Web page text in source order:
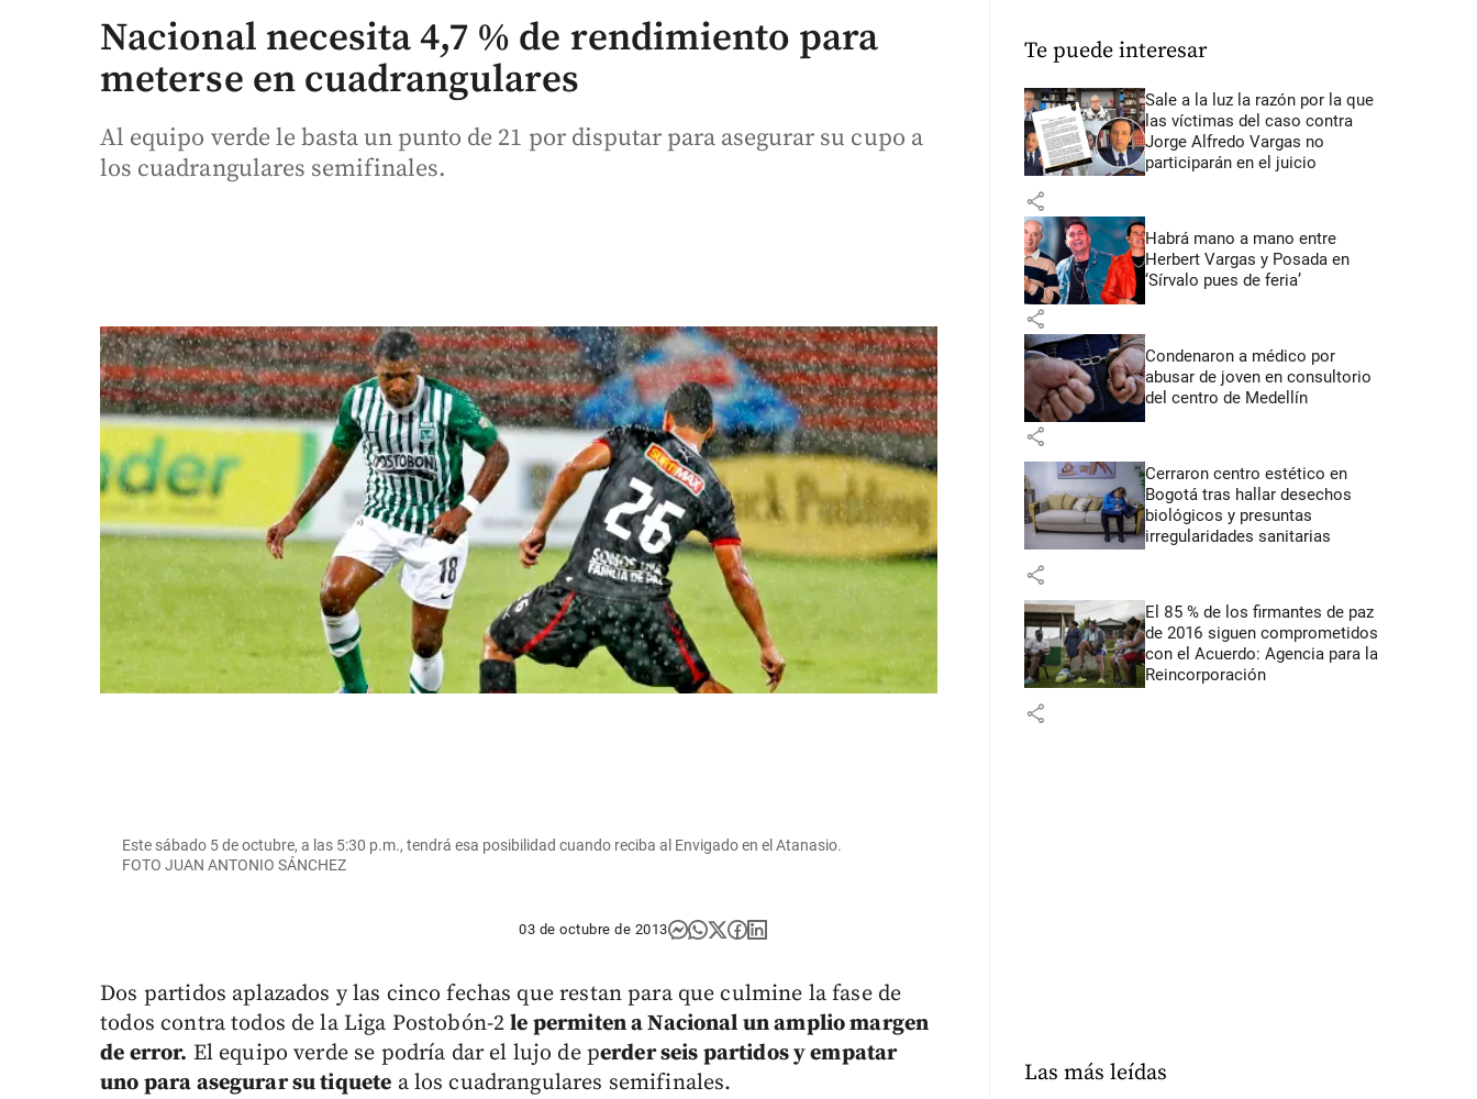
Nacional necesita 4,7 % de rendimiento para
meterse en cuadrangulares
Al equipo verde le basta un punto de 21 por disputar para asegurar su cupo a
los cuadrangulares semifinales.
Este sábado 5 de octubre, a las 5:30 p.m., tendrá esa posibilidad cuando reciba al Envigado en el Atanasio.
FOTO JUAN ANTONIO SÁNCHEZ
03 de octubre de 2013
Dos partidos aplazados y las cinco fechas que restan para que culmine la fase de
todos contra todos de la Liga Postobón-2le permiten a Nacional un amplio margen
de error. El equipo verde se podría dar el lujo de perder seis partidos y empatar
uno para asegurar su tiquete a los cuadrangulares semifinales.
Te puede interesar
Sale a la luz la razón por la que
las víctimas del caso contra
Jorge Alfredo Vargas no
participarán en el juicio
share
Habrá mano a mano entre
Herbert Vargas y Posada en
‘Sírvalo pues de feria’
share
Condenaron a médico por
abusar de joven en consultorio
del centro de Medellín
share
Cerraron centro estético en
Bogotá tras hallar desechos
biológicos y presuntas
irregularidades sanitarias
share
El 85 % de los firmantes de paz
de 2016 siguen comprometidos
con el Acuerdo: Agencia para la
Reincorporación
share
Las más leídas